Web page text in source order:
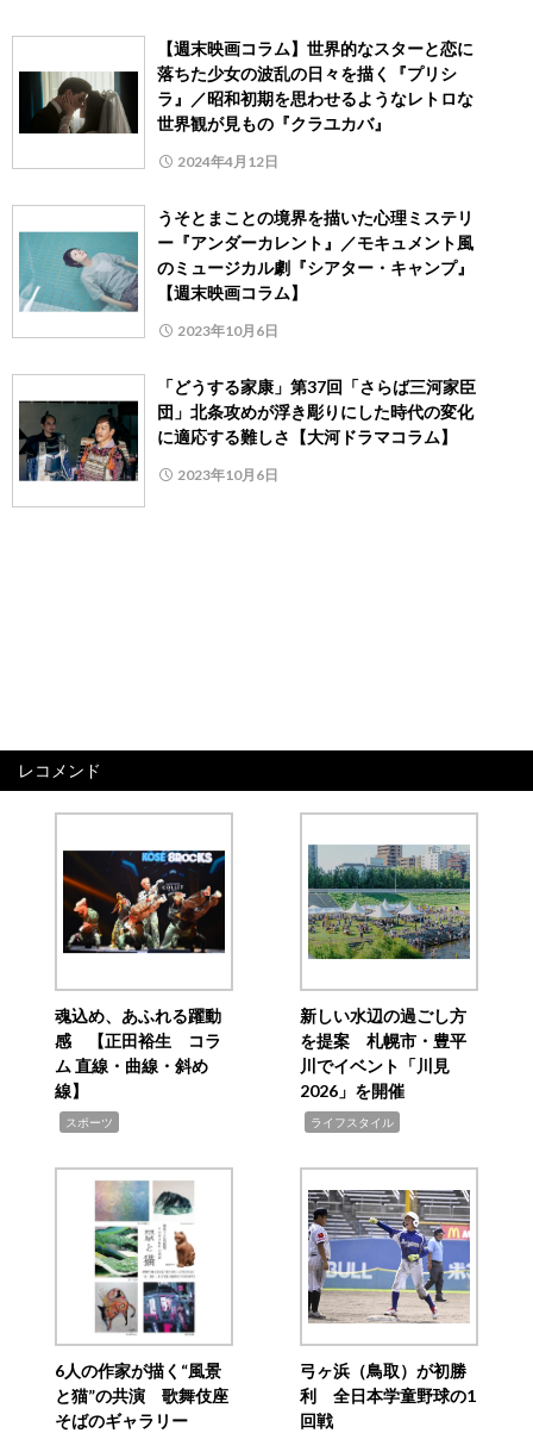
【週末映画コラム】世界的なスターと恋に
落ちた少女の波乱の日々を描く『プリシ
ラ』／昭和初期を思わせるようなレトロな
世界観が見もの『クラユカバ』
2024年4月12日
うそとまことの境界を描いた心理ミステリ
ー『アンダーカレント』／モキュメント風
のミュージカル劇『シアター・キャンプ』
【週末映画コラム】
2023年10月6日
「どうする家康」第37回「さらば三河家臣
団」北条攻めが浮き彫りにした時代の変化
に適応する難しさ【大河ドラマコラム】
2023年10月6日
レコメンド
魂込め、あふれる躍動
感 【正田裕生 コラ
ム 直線・曲線・斜め
線】
スポーツ
新しい水辺の過ごし方
を提案 札幌市・豊平
川でイベント「川見
2026」を開催
ライフスタイル
6人の作家が描く“風景
と猫”の共演 歌舞伎座
そばのギャラリー
弓ヶ浜（鳥取）が初勝
利 全日本学童野球の1
回戦